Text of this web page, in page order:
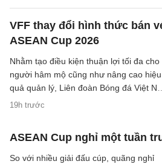
Á.
VFF thay đổi hình thức bán
ASEAN Cup 2026
19h trước
Nhằm tạo điều kiện thuận lợi tối đa cho
người hâm mộ cũng như nâng cao hiệu
quả quản lý, Liên đoàn Bóng đá Việt
(VFF) đã chính thức thông báo về việc
ASEAN Cup nghỉ một tuần
So với nhiều giải đấu cúp, quãng nghỉ